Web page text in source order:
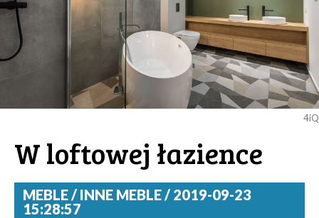
4iQ
W loftowej łazience
MEBLE / INNE MEBLE / 2019-09-23
15:28:57